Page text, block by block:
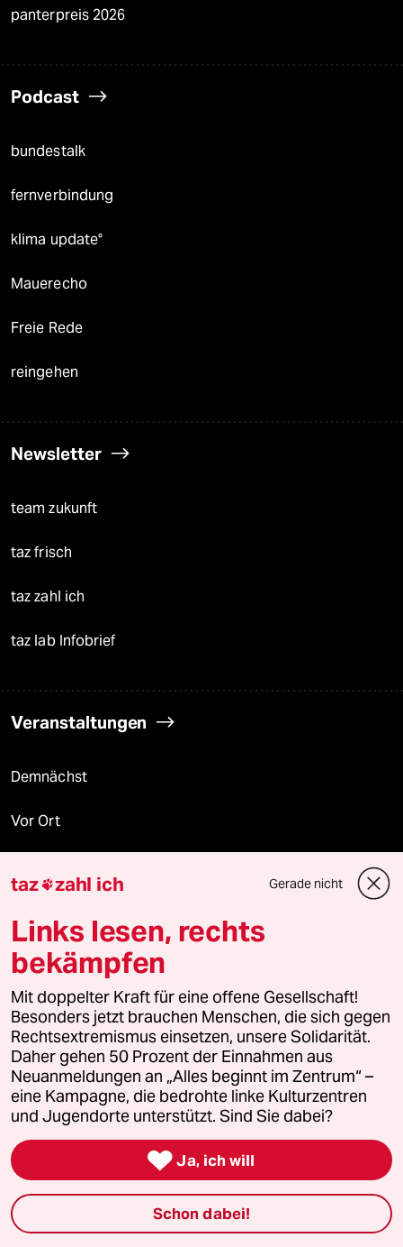
panterpreis 2026
Podcast
bundestalk
fernverbindung
klima update°
Mauerecho
Freie Rede
reingehen
Newsletter
team zukunft
taz frisch
taz zahl ich
taz lab Infobrief
Veranstaltungen
Demnächst
Vor Ort
taz lab 2027
Mehr taz Lesestoff
taz Blogs
taz FUTURZWEI
Le Monde diplomatique
taz Archiv
taz zahl ich Gerade nicht
Links lesen, rechts
bekämpfen
Mit doppelter Kraft für eine offene Gesellschaft!
Besonders jetzt brauchen Menschen, die sich gegen
Rechtsextremismus einsetzen, unsere Solidarität.
Daher gehen 50 Prozent der Einnahmen aus
Neuanmeldungen an „Alles beginnt im Zentrum“ –
eine Kampagne, die bedrohte linke Kulturzentren
und Jugendorte unterstützt. Sind Sie dabei?
 Ja, ich will
Schon dabei!